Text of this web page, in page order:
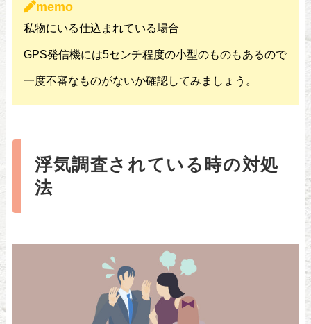
memo
私物にいる仕込まれている場合
GPS発信機には5センチ程度の小型のものもあるので
一度不審なものがないか確認してみましょう。
浮気調査されている時の対処
法